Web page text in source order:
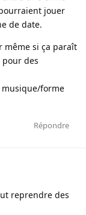
jouer
de date.
même si ça paraît
des
musique/forme
Répondre
reprendre des